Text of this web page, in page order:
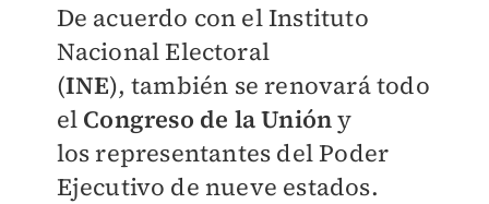
De acuerdo con el Instituto
Nacional Electoral
(INE), también se renovará todo
el Congreso de la Unióny
losrepresentantes del Poder
Ejecutivo de nueve estados.